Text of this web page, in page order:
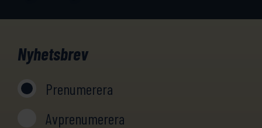
Nyhetsbrev
Prenumerera
Avprenumerera